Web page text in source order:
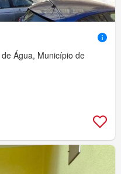
Água, Município de